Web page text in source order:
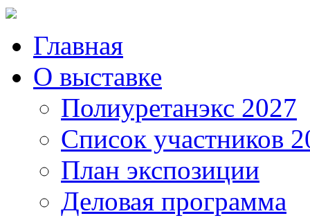
Главная
О выставке
Полиуретанэкс 2027
Список участников
План экспозиции
Деловая программа